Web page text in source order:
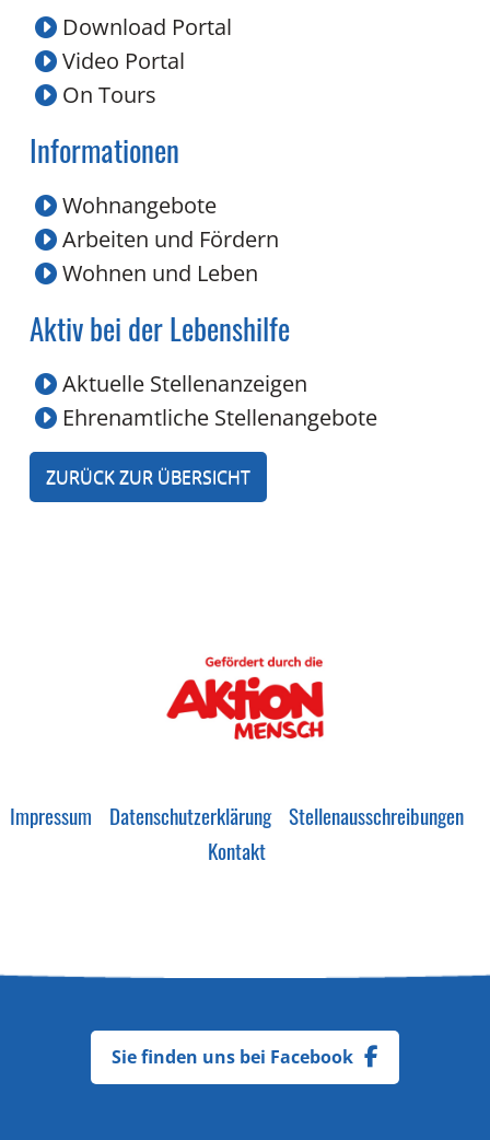
Download Portal
Video Portal
On Tours
Informationen
Wohnangebote
Arbeiten und Fördern
Wohnen und Leben
Aktiv bei der Lebenshilfe
Aktuelle Stellenanzeigen
Ehrenamtliche Stellenangebote
ZURÜCK ZUR ÜBERSICHT
Impressum Datenschutzerklärung Stellenausschreibungen
Kontakt
Sie finden uns bei Facebook